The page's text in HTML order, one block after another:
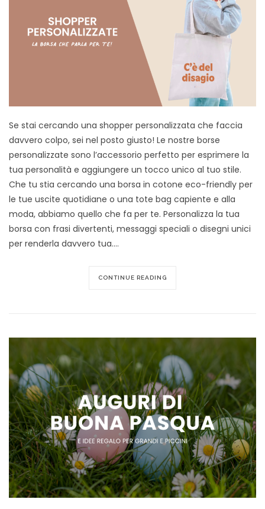
Se stai cercando una shopper personalizzata che faccia
davvero colpo, sei nel posto giusto! Le nostre borse
personalizzate sono l’accessorio perfetto per esprimere la
tua personalità e aggiungere un tocco unico al tuo stile.
Che tu stia cercando una borsa in cotone eco-friendly per
le tue uscite quotidiane o una tote bag capiente e alla
moda, abbiamo quello che fa per te. Personalizza la tua
borsa con frasi divertenti, messaggi speciali o disegni unici
per renderla davvero tua.…
CONTINUE READING